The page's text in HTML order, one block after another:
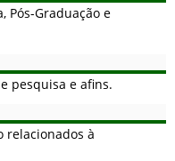
Pós-Graduação e
pesquisa e afins.
relacionados à